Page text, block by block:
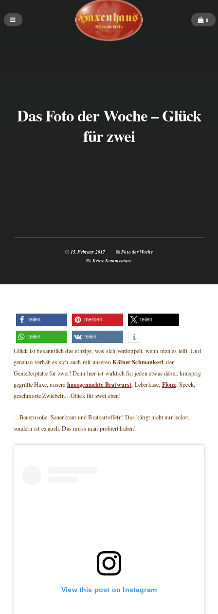
0
Das Foto der Woche – Glück
für zwei
15. Februar 2017
Foto der Woche
Keine Kommentare
teilen merken teilen
teilen teilen
Glück ist bekanntlich das einzige, was sich verdoppelt, wenn man es teilt. Und
genauso verhält es sich auch mit unserenKölner Schmankerl, der
Genießerplatte für zwei! Denn hier ist wirklich für jeden etwas dabei: knusprig
gegrillte Haxe, unsere hausgemachte Bratwurst, Leberkäse, Flönz, Speck,
geschmorte Zwiebeln…Glück für zwei eben!
…Bauernsoße, Sauerkraut und Bratkartoffeln! Das klingt nicht nur lecker,
sondern ist es auch. Das muss man probiert haben!
View this post on Instagram